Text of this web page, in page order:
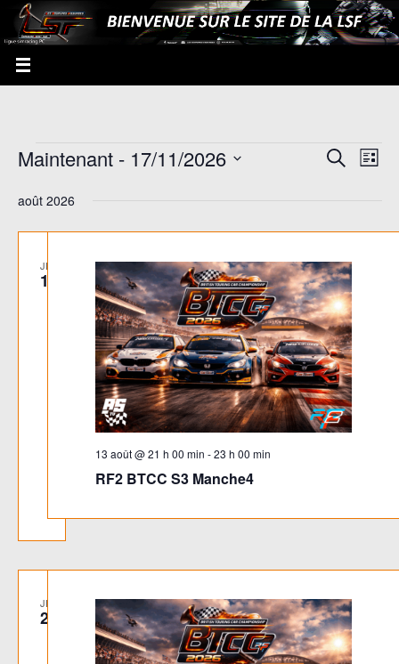
Recherche
vues
Recherche
Liste
Maintenant - 17/11/2026
août 2026
JEU
13
RF2 BTCC S3 Manche4
13 août @ 21 h 00 min -23 h 00 min
JEU
27